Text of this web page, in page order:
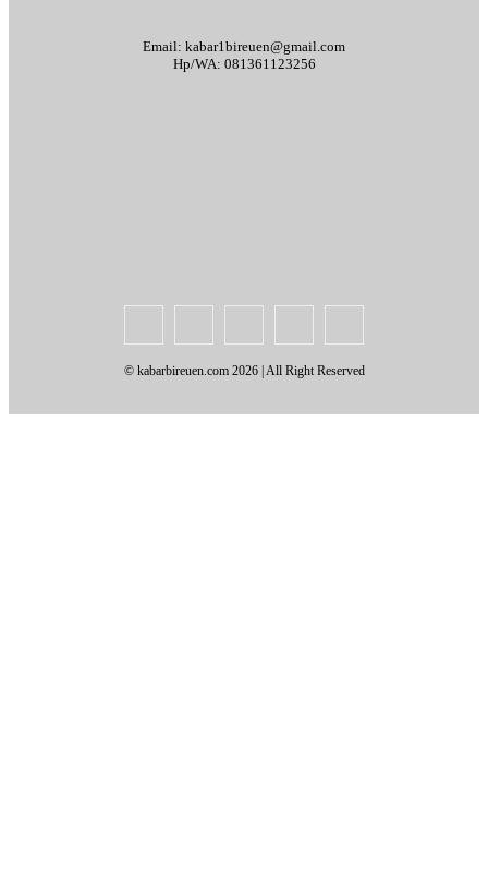
Email: kabar1bireuen@gmail.com
Hp/WA: 081361123256
© kabarbireuen.com 2026 | All Right Reserved